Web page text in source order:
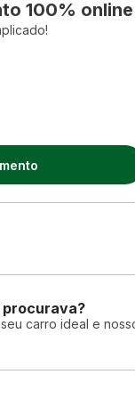
100% online
procurava?
carro ideal e